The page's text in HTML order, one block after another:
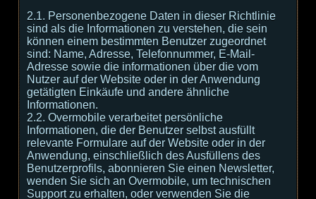
2.1. Personenbezogene Daten in dieser Richtlinie
sind als die Informationen zu verstehen, die sein
können einem bestimmten Benutzer zugeordnet
sind: Name, Adresse, Telefonnummer, E-Mail-
Adresse sowie die informationen über die vom
Nutzer auf der Website oder in der Anwendung
getätigten Einkäufe und andere ähnliche
Informationen.
2.2. Overmobile verarbeitet persönliche
Informationen, die der Benutzer selbst ausfüllt
relevante Formulare auf der Website oder in der
Anwendung, einschließlich des Ausfüllens des
Benutzerprofils, abonnieren Sie einen Newsletter,
wenden Sie sich an Overmobile, um technischen
Support zu erhalten, oder verwenden Sie die